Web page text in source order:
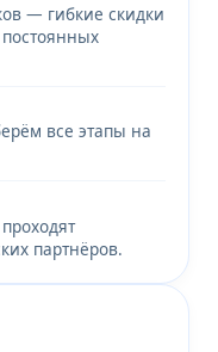
— гибкие скидки
все этапы на
партнёров.